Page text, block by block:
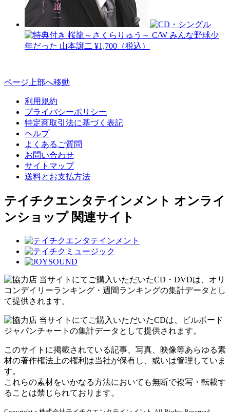
桜龍～さくらりゅう～ C/W みんな野球少
年だった 山本譲二 ¥1,700（税込）
ページ上部へ移動
利用規約
プライバシーポリシー
特定商取引法に基づく表記
ヘルプ
よくあるご質問
お問い合わせ
サイトマップ
送料とお支払方法
テイチクエンタテインメント オンライ
ンショップ 関連サイト
当サイトにてご購入いただいたCD・DVDは、オリ
コンデイリーランキング・週間ランキングの集計データとし
て提供されます。
当サイトにてご購入いただいたCDは、ビルボード
ジャパンチャートの集計データとして提供されます。
このサイトに掲載されている記事、写真、映像等あらゆる素
材の著作権法上の権利は当社が保有し、或いは管理していま
す。
これらの素材をいかなる方法においても無断で複写・転載す
ることは禁じられております。